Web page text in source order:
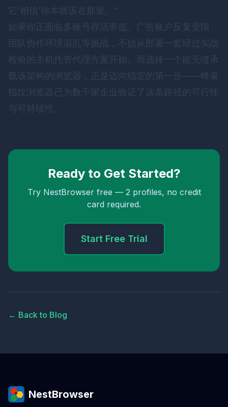
它’相信’你本就该在那里。“
如果你正面临多账号存活率低、广告账户反复受限、
团队协作环境混乱等挑战，不妨从部署一套经过实战
检验的主机托管代理方案开始。而选择一个能无缝承
载该架构的浏览器，正是迈向稳定的第一步—— 蜂巢
指纹浏览器已为数千家企业验证了这条路径的可行性
与可持续性。
Ready to Get Started?
Try NestBrowser free — 2 profiles, no credit
card required.
Start Free Trial
← Back to Blog
NestBrowser